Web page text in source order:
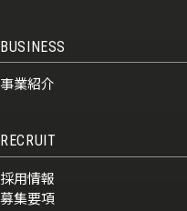
BUSINESS
事業紹介
RECRUIT
採用情報
募集要項